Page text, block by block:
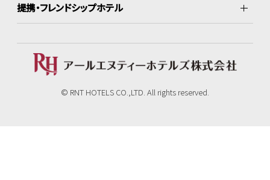
提携・フレンドシップホテル
© RNT HOTELS CO.,LTD. All rights reserved.